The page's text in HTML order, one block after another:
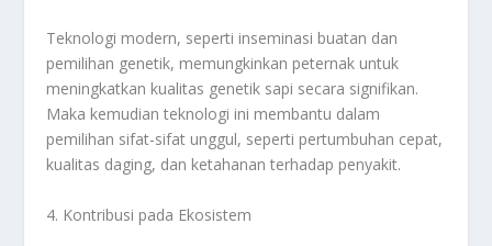
Teknologi modern, seperti inseminasi buatan dan
pemilihan genetik, memungkinkan peternak untuk
meningkatkan kualitas genetik sapi secara signifikan.
Maka kemudian teknologi ini membantu dalam
pemilihan sifat-sifat unggul, seperti pertumbuhan cepat,
kualitas daging, dan ketahanan terhadap penyakit.
4. Kontribusi pada Ekosistem